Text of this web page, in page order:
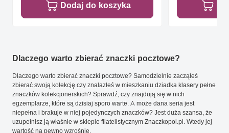
Dodaj do koszyka
Dlaczego warto zbierać znaczki pocztowe?
Dlaczego warto zbierać znaczki pocztowe? Samodzielnie zacząłeś
zbierać swoją kolekcję czy znalazłeś w mieszkaniu dziadka klasery pełne
znaczków kolekcjonerskich? Sprawdź, czy znajdują się w nich
egzemplarze, które są dzisiaj sporo warte. A może dana seria jest
niepełna i brakuje w niej pojedynczych znaczków? Jest duża szansa, że
uzupełnisz ją właśnie w sklepie filatelistycznym Znaczkopol.pl. Wtedy jej
wartość na pewno wzrośnie.